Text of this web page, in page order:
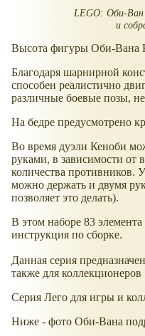
LEGO: Оби-Ван
и
Высота фигуры Оби-Вана
Благодаря шарнирной
способен реалистично
различные боевые позы,
На бедре предусмотрено
Во время дуэли Кеноби
руками, в зависимости от
количества противников.
можно держать и двумя
позволяет это делать).
В этом наборе 83
инструкция по сборке.
Данная серия
также для коллекционеров
Серия Лего для игры и
Ниже - фото Оби-Вана